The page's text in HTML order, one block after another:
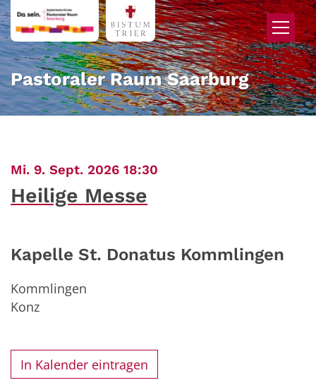
Zum Inhalt springen
Pastoraler Raum Saarburg
Mi. 9. Sept. 2026 18:30
Heilige Messe
Kapelle St. Donatus Kommlingen
Kommlingen
Konz
In Kalender eintragen